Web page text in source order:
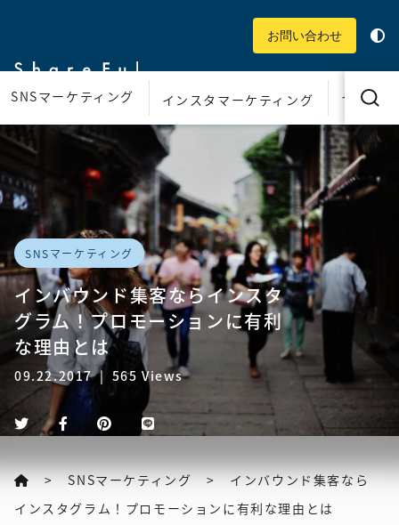
お問い合わせ
SNSマーケティング インスタマーケティング インス
SNSマーケティング
インバウンド集客ならインスタ
グラム！プロモーションに有利
な理由とは
09.22.2017 | 565 Views
SNSマーケティング
インバウンド集客なら
インスタグラム！プロモーションに有利な理由とは